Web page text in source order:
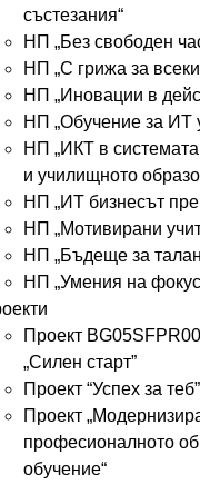
състезания“
НП „Без свободен
НП „С грижа за всеки
НП „Иновации в
НП „Обучение за ИТ
НП „ИКТ в
и училищното
НП „ИТ бизнесът
НП „Мотивирани
НП „Бъдеще за
НП „Умения на
Проект
„Силен старт”
Проект “Успех за теб”
Проект
професионалното
обучение“